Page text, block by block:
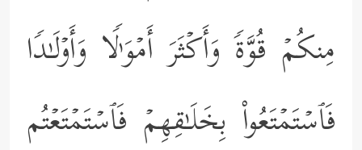
مِنكُمۡ قُوَّةࣰ وَأَكۡثَرَ أَمۡوَ ٰ⁠لࣰا وَأَوۡلَـٰدࣰا
فَٱسۡتَمۡتَعُواْ بِخَلَـٰقِهِمۡ فَٱسۡتَمۡتَعۡتُم